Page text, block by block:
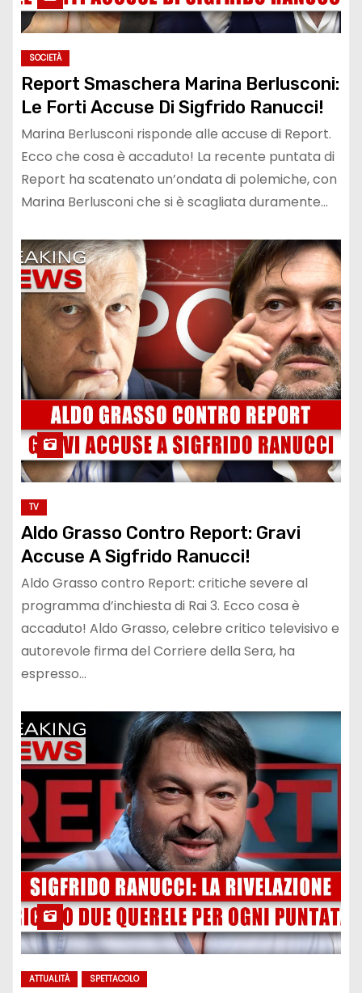
SOCIETÀ
Report Smaschera Marina Berlusconi:
Le Forti Accuse Di Sigfrido Ranucci!
Marina Berlusconi risponde alle accuse di Report.
Ecco che cosa è accaduto! La recente puntata di
Report ha scatenato un’ondata di polemiche, con
Marina Berlusconi che si è scagliata duramente…
TV
Aldo Grasso Contro Report: Gravi
Accuse A Sigfrido Ranucci!
Aldo Grasso contro Report: critiche severe al
programma d’inchiesta di Rai 3. Ecco cosa è
accaduto! Aldo Grasso, celebre critico televisivo e
autorevole firma del Corriere della Sera, ha
espresso…
ATTUALITÀ SPETTACOLO